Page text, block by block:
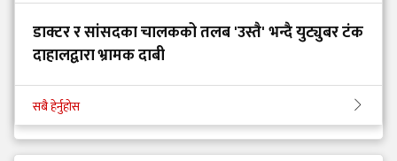
डाक्टर र सांसदका चालकको तलब 'उस्तै' भन्दै युट्युबर टंक
दाहालद्वारा भ्रामक दाबी
सबै हेर्नुहोस